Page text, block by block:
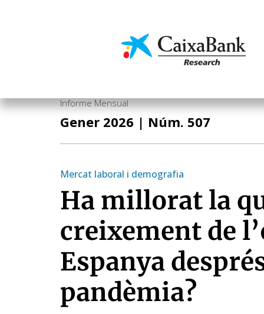
Economia i mercats
Informe Mensual
Gener 2026 | Núm. 507
Mercat laboral i demografia
Ha millorat la
creixement de
Espanya
pandèmia?